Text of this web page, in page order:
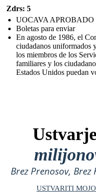
Zdrs: 5
UOCAVA APROBADO
Boletas para enviar
En agosto de 1986, el
ciudadanos uniformados
los miembros de los
familiares y los
Estados Unidos puedan
Brez Prenosov,
USTVARITI